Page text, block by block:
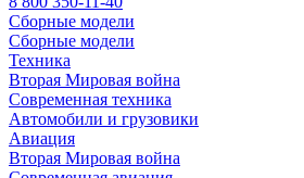
Сборные модели
Сборные модели
Техника
Вторая Мировая война
Современная техника
Автомобили и грузовики
Авиация
Вторая Мировая война